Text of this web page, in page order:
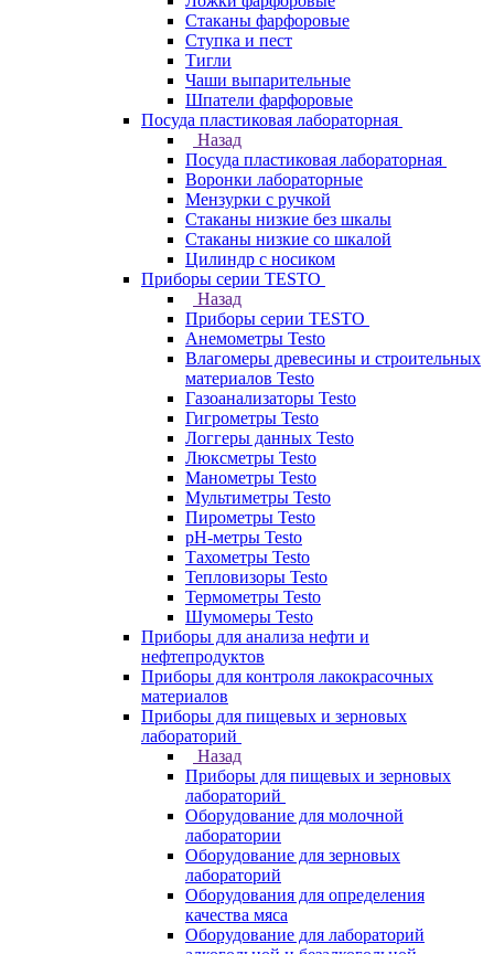
Стаканы фарфоровые
Ступка и пест
Тигли
Чаши выпарительные
Шпатели фарфоровые
Посуда пластиковая лабораторная
Назад
Посуда пластиковая лабораторная
Воронки лабораторные
Мензурки с ручкой
Стаканы низкие без шкалы
Стаканы низкие со шкалой
Цилиндр с носиком
Приборы серии TESTO
Назад
Приборы серии TESTO
Анемометры Testo
Влагомеры древесины и строительных
материалов Testo
Газоанализаторы Testo
Гигрометры Testo
Логгеры данных Testo
Люксметры Testo
Манометры Testo
Мультиметры Testo
Пирометры Testo
pH-метры Testo
Тахометры Testo
Тепловизоры Testo
Термометры Testo
Шумомеры Testo
Приборы для анализа нефти и
нефтепродуктов
Приборы для контроля лакокрасочных
материалов
Приборы для пищевых и зерновых
лабораторий
Назад
Приборы для пищевых и зерновых
лабораторий
Оборудование для молочной
лаборатории
Оборудование для зерновых
лабораторий
Оборудования для определения
качества мяса
Оборудование для лабораторий